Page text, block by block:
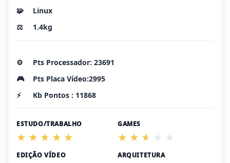
🧩
Linux
⚖️
1.4kg
⚙️
Pts Processador: 23691
🎮
Pts Placa Vídeo:2995
⚡
Kb Pontos : 11868
ESTUDO/TRABALHO GAMES
EDIÇÃO VÍDEO ARQUITETURA